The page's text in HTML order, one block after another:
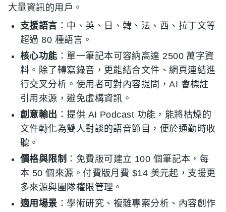
大量資訊的用戶。
支援語言 ：中、英、日、韓、法、西、拉丁文等
超過 80 種語言。
核心功能 ：單一筆記本可容納高達 2500 萬字資
料。除了轉寫錄音，更能結合文件、網頁連結進
行交叉分析。使用者可對內容提問，AI 會標註
引用來源，避免虛構資訊。
創意輸出 ：提供 AI Podcast 功能，能將枯燥的
文件轉化為雙人對談的語音節目，便於通勤時收
聽。
價格與限制 ：免費版可建立 100 個筆記本，每
本 50 個來源。付費版月費 $14 美元起，支援更
多來源與團隊權限管理。
適用場景 ：學術研究、複雜專案分析、內容創作